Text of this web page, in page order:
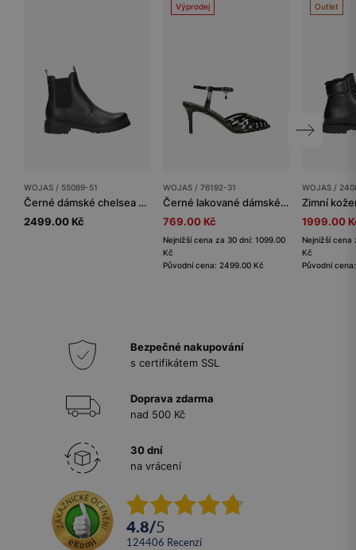
WOJAS / 55089-51
Černé dámské chelsea boty z kolekce CODE30
2499.00 Kč
Výprodej
WOJAS / 76192-31
Černé lakované dámské sandály s uzavřenou špičkou
769.00 Kč
Nejnižší cena za 30 dní: 1099.00
Kč
Původní cena: 2499.00 Kč
Outlet
WOJAS /
1999.00
Nejnižší cena
Kč
Původní
Bezpečné nakupování
s certifikátem SSL
Doprava zdarma
nad 500 Kč
30 dní
na vrácení
4.8/5
124406 recenzí